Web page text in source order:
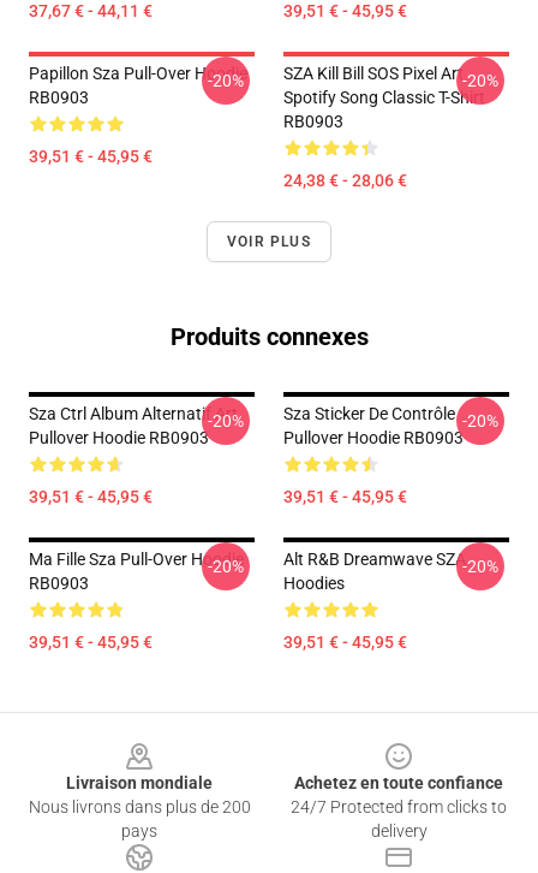
37,67 € - 44,11 € 39,51 € - 45,95 €
Papillon Sza Pull-Over Hoodie
RB0903
39,51 € - 45,95 €
-20%
SZA Kill Bill SOS Pixel Art
Spotify Song Classic T-Shirt
RB0903
24,38 € - 28,06 €
-20%
VOIR PLUS
Produits connexes
Sza Ctrl Album Alternatif Art
Pullover Hoodie RB0903
39,51 € - 45,95 €
-20%
Sza Sticker De Contrôle
Pullover Hoodie RB0903
39,51 € - 45,95 €
-20%
Ma Fille Sza Pull-Over Hoodie
RB0903
39,51 € - 45,95 €
-20%
Alt R&B Dreamwave SZA
Hoodies
39,51 € - 45,95 €
-20%
Livraison mondiale
Nous livrons dans plus de 200
pays
Achetez en toute confiance
24/7 Protected from clicks to
delivery